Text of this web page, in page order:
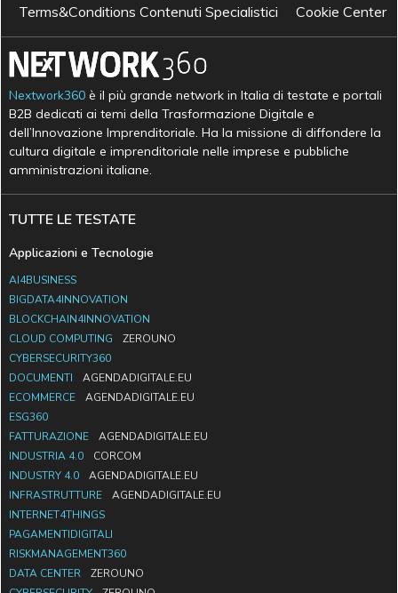
Terms&Conditions Contenuti Specialistici
Cookie Center
Nextwork360 è il più grande network in Italia di testate e portali
B2B dedicati ai temi della Trasformazione Digitale e
dell’Innovazione Imprenditoriale. Ha la missione di diffondere la
cultura digitale e imprenditoriale nelle imprese e pubbliche
amministrazioni italiane.
TUTTE LE TESTATE
Applicazioni e Tecnologie
AI4BUSINESS
BIGDATA4INNOVATION
BLOCKCHAIN4INNOVATION
CLOUD COMPUTING
ZEROUNO
CYBERSECURITY360
DOCUMENTI
AGENDADIGITALE.EU
ECOMMERCE
AGENDADIGITALE.EU
ESG360
FATTURAZIONE
AGENDADIGITALE.EU
INDUSTRIA 4.0
CORCOM
INDUSTRY 4.0
AGENDADIGITALE.EU
INFRASTRUTTURE
AGENDADIGITALE.EU
INTERNET4THINGS
PAGAMENTIDIGITALI
RISKMANAGEMENT360
DATA CENTER
ZEROUNO